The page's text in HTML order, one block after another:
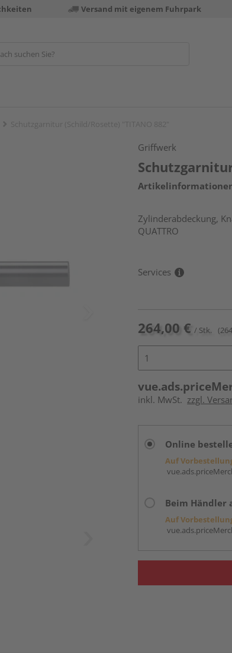
Versand mit eigenem Fuhrpark
Griffwerk
Zylinderabdeckung,
QUATTRO
Services
264,00 € / Stk.
inkl. MwSt. zzgl.
Online
Auf
Beim Händler
Auf